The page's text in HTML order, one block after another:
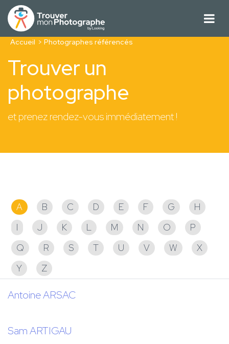
Accueil Photographes référencés
Trouver un
photographe
et prenez rendez-vous immédiatement !
A B C D E F G
H
I
J K L M N O
P
Q
R S T U V W
X
Y
Z
Antoine ARSAC
Sam ARTIGAU